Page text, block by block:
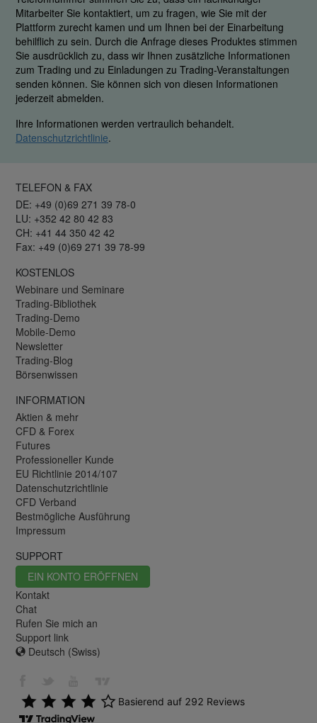
Mitarbeiter Sie kontaktiert, um zu fragen, wie Sie mit der
Plattform zurecht kamen und um Ihnen bei der Einarbeitung
behilflich zu sein. Durch die Anfrage dieses Produktes stimmen
Sie ausdrücklich zu, dass wir Ihnen zusätzliche Informationen
zum Trading und zu Einladungen zu Trading-Veranstaltungen
senden können. Sie können sich von diesen Informationen
jederzeit abmelden.
Ihre Informationen werden vertraulich behandelt.
Datenschutzrichtlinie.
TELEFON & FAX
DE: +49 (0)69 271 39 78-0
LU: +352 42 80 42 83
CH: +41 44 350 42 42
Fax: +49 (0)69 271 39 78-99
KOSTENLOS
Webinare und Seminare
Trading-Bibliothek
Trading-Demo
Mobile-Demo
Newsletter
Trading-Blog
Börsenwissen
INFORMATION
Aktien & mehr
CFD & Forex
Futures
Professioneller Kunde
EU Richtlinie 2014/107
Datenschutzrichtlinie
CFD Verband
Bestmögliche Ausführung
Impressum
SUPPORT
EIN KONTO ERÖFFNEN
Kontakt
Chat
Rufen Sie mich an
Support link
Deutsch (Swiss)